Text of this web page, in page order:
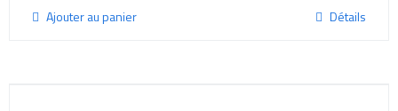
Ajouter au panier Détails